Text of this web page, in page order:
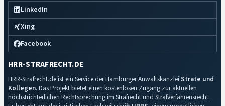
LinkedIn
Xing
Facebook
HRR-STRAFRECHT.DE
HRR-Strafrecht.de ist ein Service der Hamburger Anwaltskanzlei Strate und
Kollegen. Das Projekt bietet einen kostenlosen Zugang zur aktuellen
höchstrichterlichen Rechtsprechung im Strafrecht und Strafverfahrensrecht.